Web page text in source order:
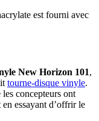
est fourni avec
New Horizon 101,
tourne-disque vinyle.
concepteurs ont
essayant d’offrir le